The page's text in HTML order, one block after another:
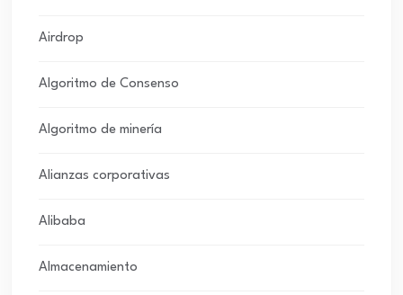
Airdrop
Algoritmo de Consenso
Algoritmo de minería
Alianzas corporativas
Alibaba
Almacenamiento